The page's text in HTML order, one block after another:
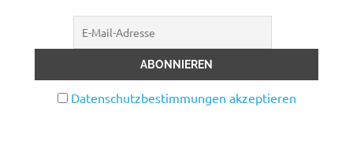
Datenschutzbestimmungen akzeptieren